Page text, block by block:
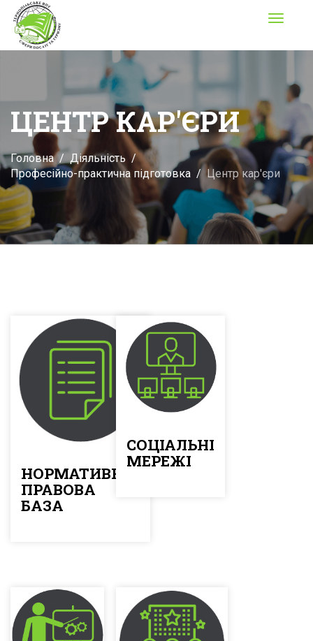
Toggle
ЦЕНТР КАР'ЄРИ
Головна
Діяльність
Професійно-практична підготовка
Центр кар'єри
НОРМАТИВНО-
ПРАВОВА
БАЗА
СОЦІАЛЬНІ
МЕРЕЖІ